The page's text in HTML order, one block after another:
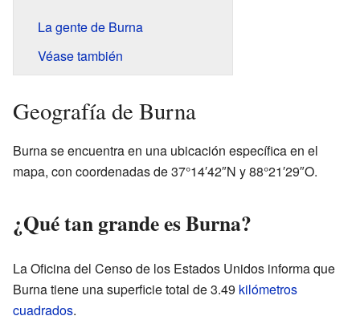
La gente de Burna
Véase también
Geografía de Burna
Burna se encuentra en una ubicación específica en el
mapa, con coordenadas de 37°14′42″N y 88°21′29″O.
¿Qué tan grande es Burna?
La Oficina del Censo de los Estados Unidos informa que
Burna tiene una superficie total de 3.49 kilómetros
cuadrados.